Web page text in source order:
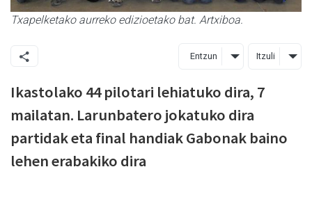
Txapelketako aurreko edizioetako bat. Artxiboa.
Entzun Itzuli
Ikastolako 44 pilotari lehiatuko dira, 7
mailatan. Larunbatero jokatuko dira
partidak eta final handiak Gabonak baino
lehen erabakiko dira